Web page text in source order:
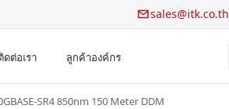
sales@itk.co.th
ดต่อเรา ลูกค้าองค์กร
SR4 850nm 150 Meter DDM